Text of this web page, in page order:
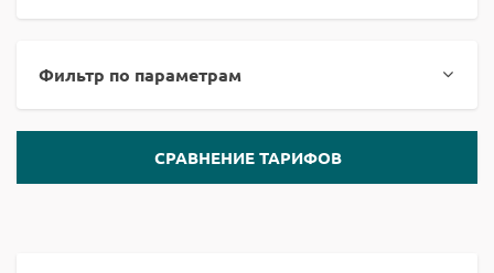
Фильтр по параметрам
СРАВНЕНИЕ ТАРИФОВ